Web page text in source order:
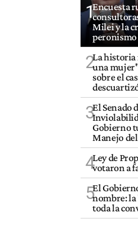
1Encuesta
Milei y la
peronismo
2La historia
una
sobre el
3El Senado
Gobierno
Manejo
4Ley de
votaron a
5El
nombre: la
toda la